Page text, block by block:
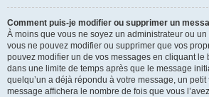
Comment puis-je modifier ou supprimer un
À moins que vous ne soyez un administrateur ou
vous ne pouvez modifier ou supprimer que vos
pouvez modifier un de vos messages en cliquant le
dans une limite de temps après que le message
quelqu’un a déjà répondu à votre message, un
message affichera le nombre de fois que vous